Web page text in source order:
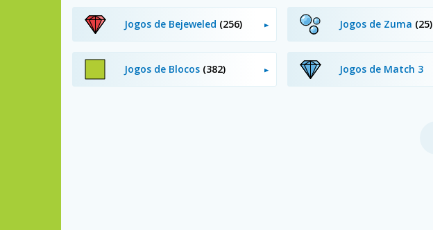
Jogos de Bejeweled (256) Jogos de Zuma (25)
Jogos de Blocos (382) Jogos de Match 3